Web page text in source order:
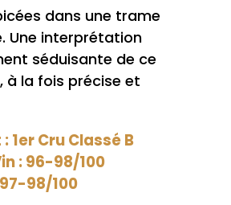
dans une trame
Une interprétation
séduisante de ce
à la fois précise et
1er Cru Classé B
: 96-98/100
98/100